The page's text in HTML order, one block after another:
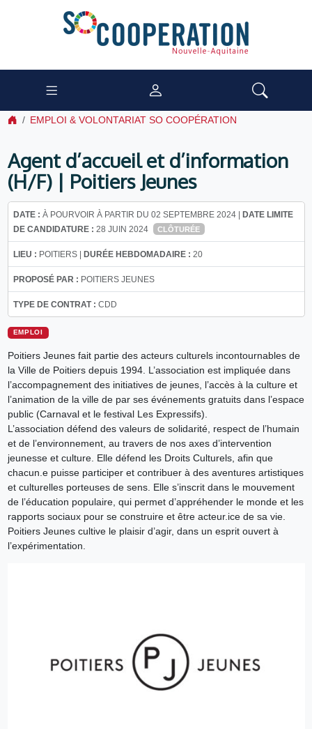
EMPLOI & VOLONTARIAT SO COOPÉRATION
Agent d’accueil et d’information
(H/F) | Poitiers Jeunes
DATE : À POURVOIR À PARTIR DU 02 SEPTEMBRE 2024 | DATE LIMITE
DE CANDIDATURE : 28 JUIN 2024 CLÔTURÉE
LIEU : POITIERS | DURÉE HEBDOMADAIRE : 20
PROPOSÉ PAR : POITIERS JEUNES
TYPE DE CONTRAT : CDD
EMPLOI
Poitiers Jeunes fait partie des acteurs culturels incontournables de
la Ville de Poitiers depuis 1994. L’association est impliquée dans
l’accompagnement des initiatives de jeunes, l’accès à la culture et
l’animation de la ville de par ses événements gratuits dans l’espace
public (Carnaval et le festival Les Expressifs).
L’association défend des valeurs de solidarité, respect de l’humain
et de l’environnement, au travers de nos axes d’intervention
jeunesse et culture. Elle défend les Droits Culturels, afin que
chacun.e puisse participer et contribuer à des aventures artistiques
et culturelles porteuses de sens. Elle s’inscrit dans le mouvement
de l’éducation populaire, qui permet d’appréhender le monde et les
rapports sociaux pour se construire et être acteur.ice de sa vie.
Poitiers Jeunes cultive le plaisir d’agir, dans un esprit ouvert à
l’expérimentation.